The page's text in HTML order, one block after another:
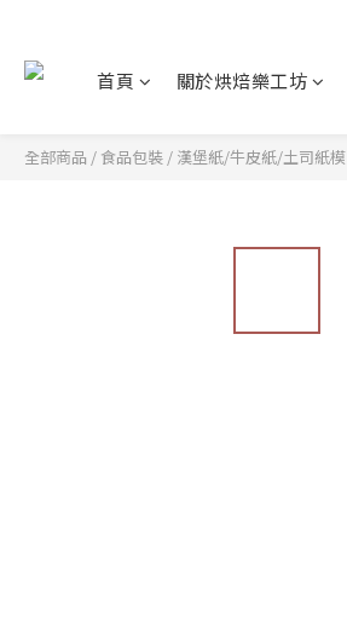
首頁 關於烘焙樂工坊
全部商品 / 食品包裝 / 漢堡紙/牛皮紙/土司紙模